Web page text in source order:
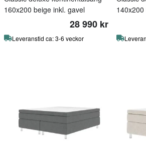
160x200 beige inkl. gavel
28 990 kr
Leveranstid ca: 3-6 veckor